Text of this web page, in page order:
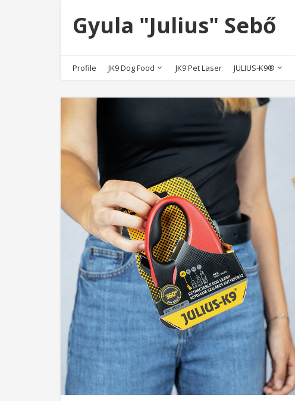
Gyula "Julius" Sebő
Profile JK9 Dog Food JK9 Pet Laser JULIUS-K9®